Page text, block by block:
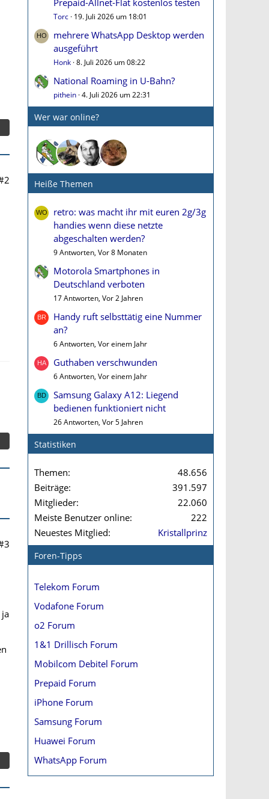
Prepaid-Allnet-Flat kostenlos testen
Torc 19. Juli 2026 um 18:01
mehrere WhatsApp Desktop werden
ausgeführt
Honk 8. Juli 2026 um 08:22
National Roaming in U-Bahn?
pithein 4. Juli 2026 um 22:31
Wer war online?
Heiße Themen
retro: was macht ihr mit euren 2g/3g
handies wenn diese netzte
abgeschalten werden?
9 Antworten, Vor 8 Monaten
Motorola Smartphones in
Deutschland verboten
17 Antworten, Vor 2 Jahren
Handy ruft selbsttätig eine Nummer
an?
6 Antworten, Vor einem Jahr
Guthaben verschwunden
6 Antworten, Vor einem Jahr
Samsung Galaxy A12: Liegend
bedienen funktioniert nicht
26 Antworten, Vor 5 Jahren
Statistiken
Themen
48.656
Beiträge
391.597
Mitglieder
22.060
Meiste Benutzer online
222
Neuestes Mitglied
Kristallprinz
Foren-Tipps
Telekom Forum
Vodafone Forum
o2 Forum
1&1 Drillisch Forum
Mobilcom Debitel Forum
Prepaid Forum
iPhone Forum
Samsung Forum
Huawei Forum
WhatsApp Forum